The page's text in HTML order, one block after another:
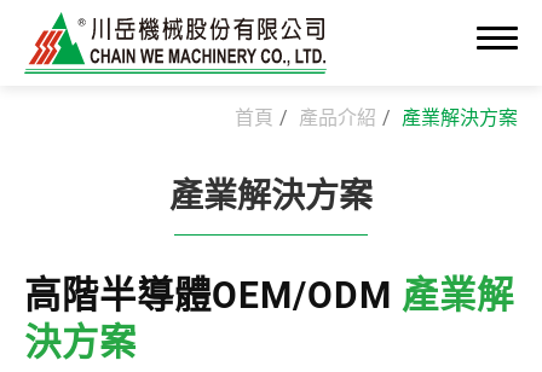
首頁 產品介紹 產業解決方案
產業解決方案
高階半導體OEM/ODM 產業解
決方案
關於我們
最新消息